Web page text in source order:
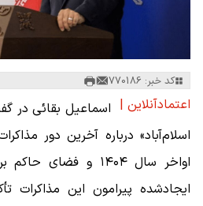
کد خبر: 770186
اعتمادآنلاین | اسماعیل بقائی در
اسلام‌آباد» درباره آخرین دور
اواخر سال ۱۴۰۴ و
ایجادشده پیرامون این مذاکرات